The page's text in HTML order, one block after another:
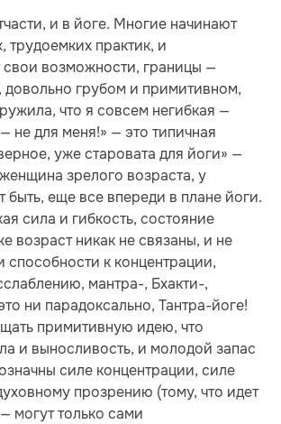
и в йоге. Многие начинают
трудоемких практик, и
возможности, границы —
довольно грубом и примитивном,
что я совсем негибкая —
не для меня!» — это типичная
уже старовата для йоги» —
зрелого возраста, у
быть, еще все впереди в плане йоги.
сила и гибкость, состояние
возраст никак не связаны, и не
к концентрации,
мантра-, Бхакти-,
ни парадоксально, Тантра-йоге!
примитивную идею, что
и выносливость, и молодой запас
силе концентрации, силе
прозрению (тому, что идет
могут только сами